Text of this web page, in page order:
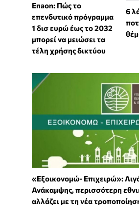
Enaon: Πώς το
επενδυτικό πρόγραμμα
1 δισ ευρώ έως το 2032
μπορεί να μειώσει τα
τέλη χρήσης δικτύου
6
«Εξοικονομώ- Επιχειρώ»:
Ανάκαμψης, περισσότερη
αλλάζει με τη νέα